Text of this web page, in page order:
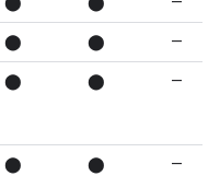
⬤ ⬤ —
⬤ ⬤ —
⬤ ⬤ —